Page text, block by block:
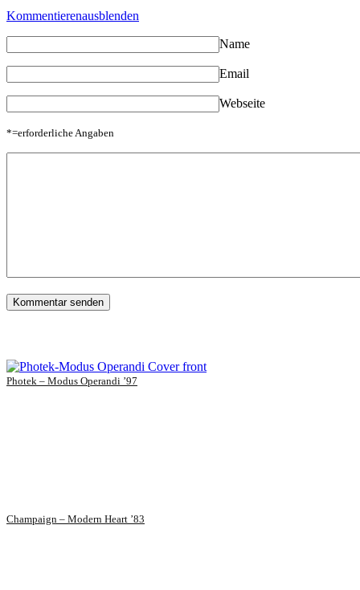
Kommentierenausblenden
Name
Email
Webseite
*=erforderliche Angaben
Photek – Modus Operandi ’97
Champaign – Modern Heart ’83